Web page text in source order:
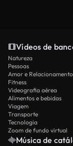
Vídeos de
Natureza
Pessoas
Amor e
Fitness
Videografia aérea
Alimentos e bebidas
Viagem
Transporte
Tecnologia
Zoom de fundo virtual
Música de